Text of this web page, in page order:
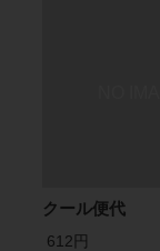
クール便代
612円